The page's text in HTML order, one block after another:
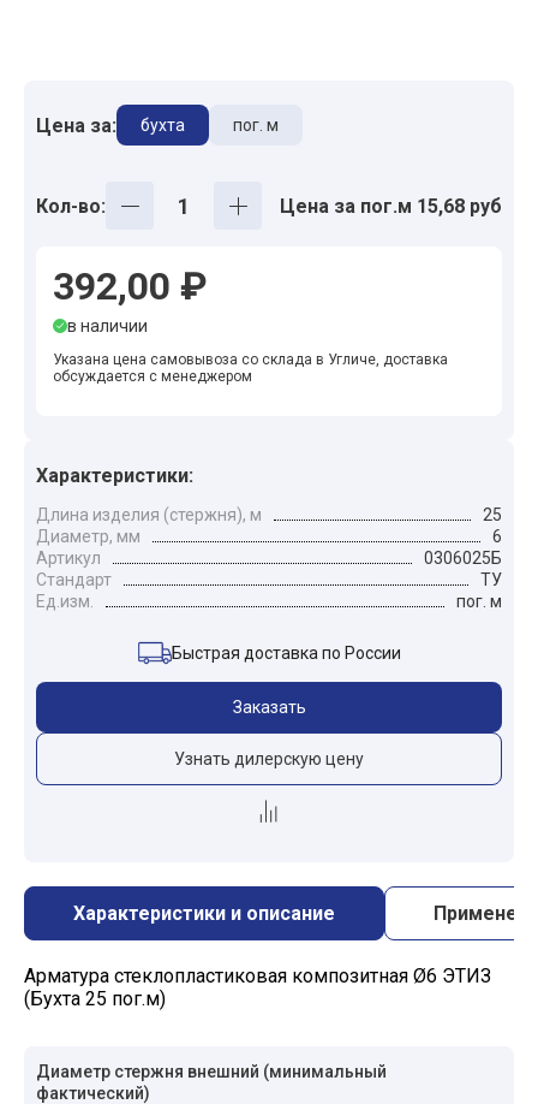
Цена за: бухта пог. м
Кол-во: Цена за пог.м 15,68 руб
392,00 ₽
в наличии
Указана цена самовывоза со склада в Угличе, доставка
обсуждается с менеджером
Характеристики:
Длина изделия (стержня), м
25
Диаметр, мм
6
Артикул
0306025Б
Стандарт
ТУ
Ед.изм.
пог. м
Быстрая доставка по России
Заказать
Узнать дилерскую цену
Характеристики и описание
Арматура стеклопластиковая композитная Ø6 ЭТИЗ
(Бухта 25 пог.м)
Диаметр стержня внешний (минимальный
фактический)